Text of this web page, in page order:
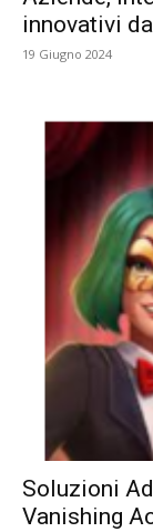
innovativi
19 Giugno 2024
Soluzioni
Vanishing